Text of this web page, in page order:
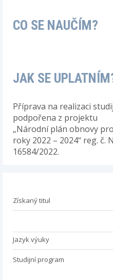
CO SE NAUČÍM?
JAK SE
Příprava na realizaci
podpořena z projektu
„Národní plán obnovy
roky 2022 – 2024“ reg. č.
16584/2022.
Získaný titul
Jazyk výuky
Studijní program